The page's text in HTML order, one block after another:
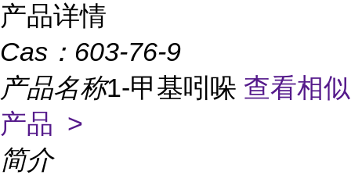
产品详情
Cas： 603-76-9
产品名称1-甲基吲哚 查看相似
产品 >
简介